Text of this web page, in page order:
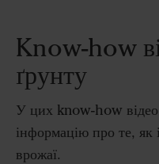
Know-how
ґрунту
У цих know-how
інформацію про те, як
врожаї.